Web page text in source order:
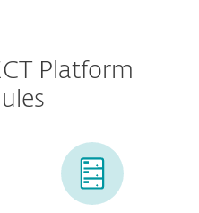
Platform